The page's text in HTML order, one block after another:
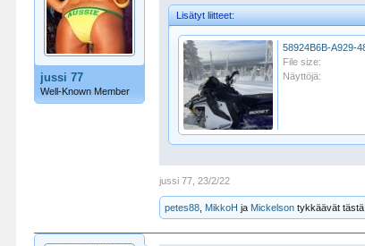
jussi 77
Well-Known Member
Lisätyt liitteet:
File size:
Näyttöjä:
jussi 77 23/2/22
petes88 MikkoH ja Mickelson tykkäävät tästä.